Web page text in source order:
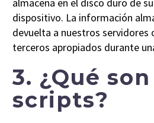
dispositivo. La información
devuelta a nuestros servidores
terceros apropiados durante
3. ¿Qué
scripts?